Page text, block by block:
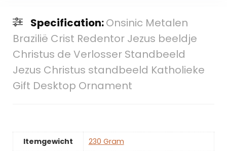
Specification:Onsinic Metalen
Brazilië Crist Redentor Jezus beeldje
Christus de Verlosser Standbeeld
Jezus Christus standbeeld Katholieke
Gift Desktop Ornament
Itemgewicht
‎230 Gram